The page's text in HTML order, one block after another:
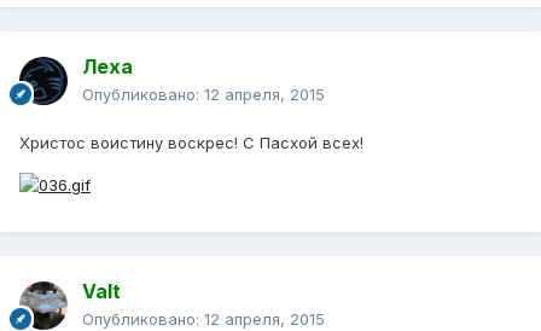
Леха
Опубликовано: 12 апреля, 2015
Христос воистину воскрес! С Пасхой всех!
Valt
Опубликовано: 12 апреля, 2015